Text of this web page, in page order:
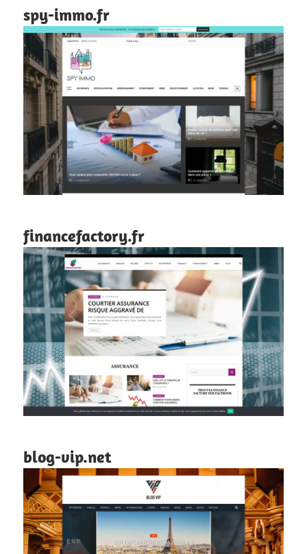
spy-immo.fr
financefactory.fr
blog-vip.net